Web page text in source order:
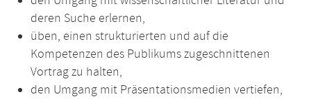
deren Suche erlernen,
üben, einen strukturierten und auf die
Kompetenzen des Publikums zugeschnittenen
Vortrag zu halten,
den Umgang mit Präsentationsmedien vertiefen,